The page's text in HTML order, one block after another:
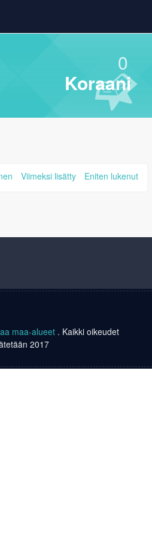
0
Koraani
Viimeksi lisätty Eniten lukenut
maa-alueet . Kaikki oikeudet
2017